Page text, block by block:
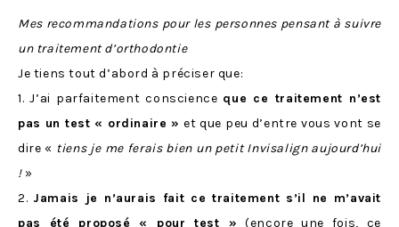
Mes recommandations pour les personnes pensant à suivre
un traitement d’orthodontie
Je tiens tout d’abord à préciser que:
1. J’ai parfaitement conscience que ce traitement n’est
pas un test « ordinaire » et que peu d’entre vous vont se
dire « tiens je me ferais bien un petit Invisalign aujourd’hui
!»
2. Jamais je n’aurais fait ce traitement s’il ne m’avait
pas été proposé « pour test » (encore une fois, ce